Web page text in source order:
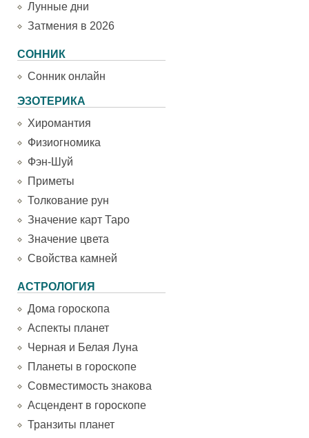
Лунные дни
Затмения в 2026
СОННИК
Сонник онлайн
ЭЗОТЕРИКА
Хиромантия
Физиогномика
Фэн-Шуй
Приметы
Толкование рун
Значение карт Таро
Значение цвета
Свойства камней
АСТРОЛОГИЯ
Дома гороскопа
Аспекты планет
Черная и Белая Луна
Планеты в гороскопе
Совместимость знакова
Асцендент в гороскопе
Транзиты планет